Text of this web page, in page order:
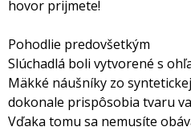
hovor prijmete!
Pohodlie predovšetkým
Slúchadlá boli vytvorené s
Mäkké náušníky zo
dokonale prispôsobia tvaru
Vďaka tomu sa nemusíte